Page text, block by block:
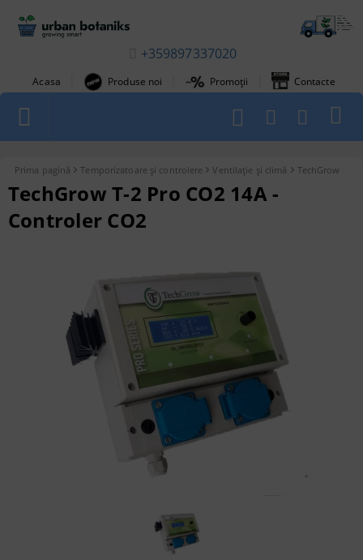
+359897337020
Acasa Produse noi Promoții Contacte
1
Prima pagină Temporizatoare și controlere Ventilație și climă TechGrow
TechGrow T-2 Pro CO2 14A -
Controler CO2